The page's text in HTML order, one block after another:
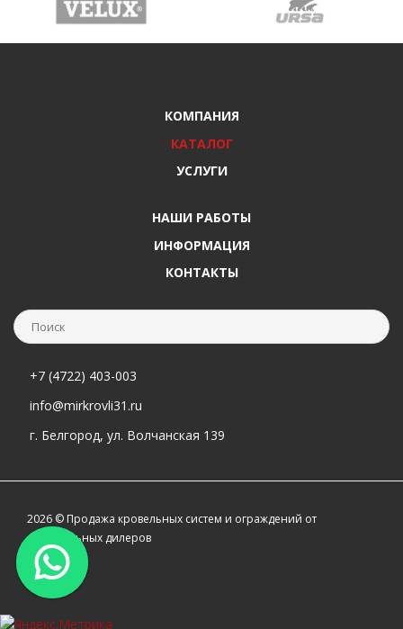
КОМПАНИЯ
КАТАЛОГ
УСЛУГИ
НАШИ РАБОТЫ
ИНФОРМАЦИЯ
КОНТАКТЫ
+7 (4722) 403-003
info@mirkrovli31.ru
г. Белгород, ул. Волчанская 139
2026 © Продажа кровельных систем и ограждений от
официальных дилеров